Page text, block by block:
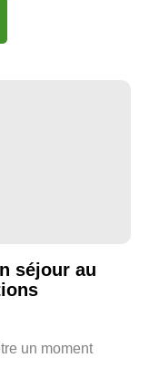
séjour au
un moment